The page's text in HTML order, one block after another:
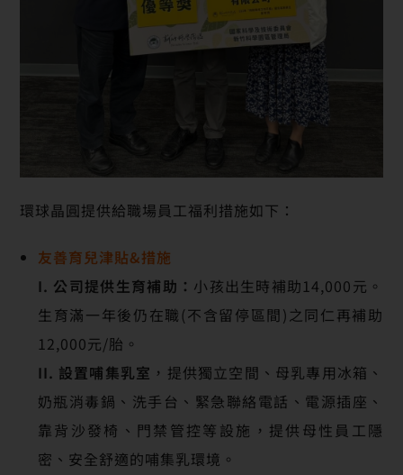
環球晶圓提供給職場員工福利措施如下：
友善育兒津貼&措施
I. 公司提供生育補助： 小孩出生時補助14,000元。
生育滿一年後仍在職(不含留停區間)之同仁再補助
12,000元/胎。
II. 設置哺集乳室 ，提供獨立空間、母乳專用冰箱、
奶瓶消毒鍋、洗手台、緊急聯絡電話、電源插座、
靠背沙發椅、門禁管控等設施，提供母性員工隱
密、安全舒適的哺集乳環境。